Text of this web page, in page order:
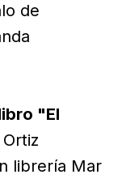
de
"El
librería Mar